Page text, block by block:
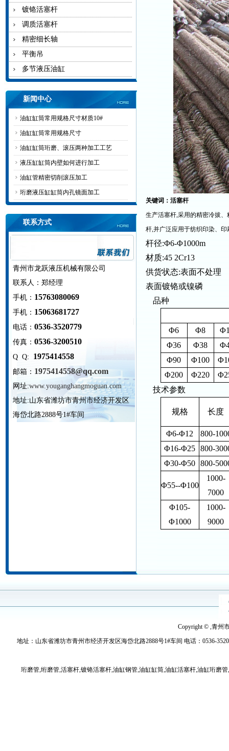
镀铬活塞杆
调质活塞杆
精密细长轴
平衡吊
多节液压油缸
新闻中心
油缸缸筒常用规格尺寸材质10#
油缸缸筒常用规格尺寸
油缸缸筒珩磨、滚压两种加工工艺
液压缸缸筒内壁如何进行加工
油缸管精密切削滚压加工
珩磨液压缸缸筒内孔镜面加工
联系方式
青州市龙跃液压机械有限公司
联系人：郑经理
手机： 15763080069
手机： 15063681727
电话： 0536-3520779
传真： 0536-3200510
Q Q: 1975414558
邮箱： 1975414558@qq.com
网址:www.youganghangmoguan.com
地址:山东省潍坊市青州市经济开发区
海岱北路2888号1#车间
关键词：活塞杆
生产活塞杆,采用的精密冷拔
杆,并广泛应用于纺织印染、
杆径:Φ6-Φ1000m
材质:45 2Cr13
供货状态:表面不处理
表面镀铬或镍磷
品种
Φ6 Φ8
Φ36
Φ38
Φ90
Φ100
Φ200
Φ220
技术参数
规格 长度
Φ6-Φ12
800-
Φ16-Φ25 800-
Φ30-Φ50 800-
Φ55--Φ100
1000-
7000
Φ105-
Φ1000
1000-
9000
Copyright © ,青州
地址：山东省潍坊市青州市经济开发区海岱北路2888号1#车间 电话：0536-
珩磨管,绗磨管,活塞杆,镀铬活塞杆,油缸钢管,油缸缸筒,油缸活塞杆,油缸珩磨